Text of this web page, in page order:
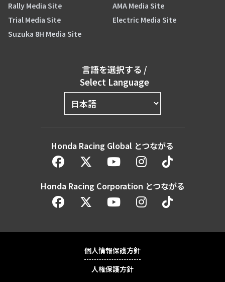
Rally Media Site
AMA Media Site
Trial Media Site
Electric Media Site
Suzuka 8H Media Site
言語を選択する /
Select Language
Honda Racing Global とつながる
Honda Racing Corporation とつながる
個人情報保護方針
人権保護方針